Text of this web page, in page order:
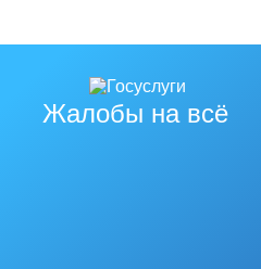
Жалобы на всё